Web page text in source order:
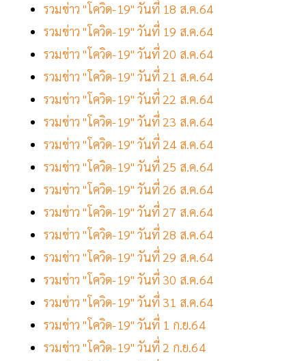
รวมข่าว "โควิด-19" วันที่ 18 ส.ค.64
รวมข่าว "โควิด-19" วันที่ 19 ส.ค.64
รวมข่าว "โควิด-19" วันที่ 20 ส.ค.64
รวมข่าว "โควิด-19" วันที่ 21 ส.ค.64
รวมข่าว "โควิด-19" วันที่ 22 ส.ค.64
รวมข่าว "โควิด-19" วันที่ 23 ส.ค.64
รวมข่าว "โควิด-19" วันที่ 24 ส.ค.64
รวมข่าว "โควิด-19" วันที่ 25 ส.ค.64
รวมข่าว "โควิด-19" วันที่ 26 ส.ค.64
รวมข่าว "โควิด-19" วันที่ 27 ส.ค.64
รวมข่าว "โควิด-19" วันที่ 28 ส.ค.64
รวมข่าว "โควิด-19" วันที่ 29 ส.ค.64
รวมข่าว "โควิด-19" วันที่ 30 ส.ค.64
รวมข่าว "โควิด-19" วันที่ 31 ส.ค.64
รวมข่าว "โควิด-19" วันที่ 1 ก.ย.64
รวมข่าว "โควิด-19" วันที่ 2 ก.ย.64